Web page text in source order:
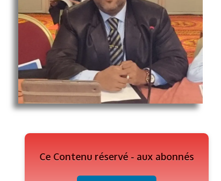
Ce Contenu réservé - aux abonnés